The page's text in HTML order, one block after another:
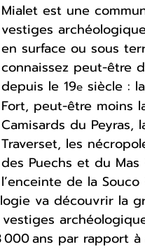
Mialet est une
vestiges
en surface ou sous
connaissez peut-être
depuis le 19e siècle :
Fort, peut-être moins
Camisards du Peyras,
Traverset, les
des Puechs et du Mas
l’enceinte de la Souco
va découvrir la
ans par rapport à